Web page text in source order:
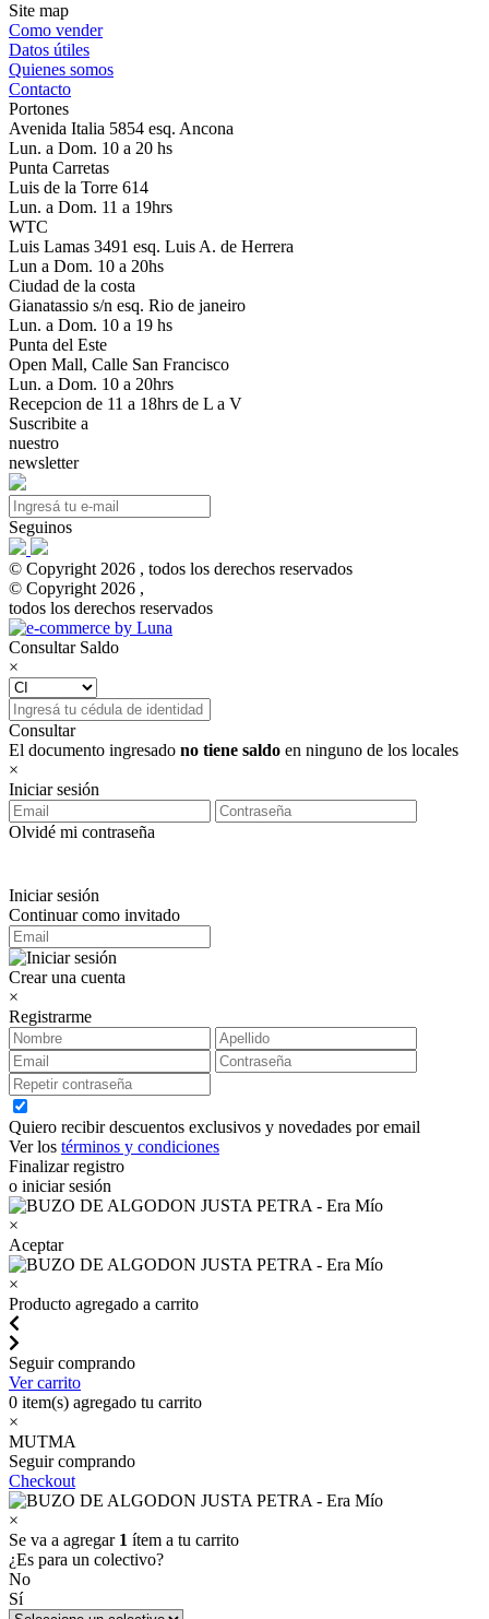
Site map
Como vender
Datos útiles
Quienes somos
Contacto
Portones
Avenida Italia 5854 esq. Ancona
Lun. a Dom. 10 a 20 hs
Punta Carretas
Luis de la Torre 614
Lun. a Dom. 11 a 19hrs
WTC
Luis Lamas 3491 esq. Luis A. de Herrera
Lun a Dom. 10 a 20hs
Ciudad de la costa
Gianatassio s/n esq. Rio de janeiro
Lun. a Dom. 10 a 19 hs
Punta del Este
Open Mall, Calle San Francisco
Lun. a Dom. 10 a 20hrs
Recepcion de 11 a 18hrs de L a V
Suscribite a
nuestro
newsletter
Seguinos
© Copyright 2026 , todos los derechos reservados
© Copyright 2026 ,
todos los derechos reservados
Consultar Saldo
×
Consultar
El documento ingresado no tiene saldo en ninguno de los locales
×
Iniciar sesión
Olvidé mi contraseña
Iniciar sesión
Continuar como invitado
Crear una cuenta
×
Registrarme
Quiero recibir descuentos exclusivos y novedades por email
Ver los términos y condiciones
Finalizar registro
o iniciar sesión
×
Aceptar
×
Producto agregado a carrito
Seguir comprando
Ver carrito
0 item(s) agregado tu carrito
×
MUTMA
Seguir comprando
Checkout
×
Se va a agregar 1 ítem a tu carrito
¿Es para un colectivo?
No
Sí